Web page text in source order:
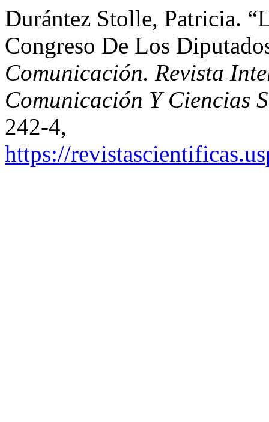
Durántez Stolle, Patricia.
Congreso De Los
Comunicación. Revista
Comunicación Y Ciencias
242-4,
https://